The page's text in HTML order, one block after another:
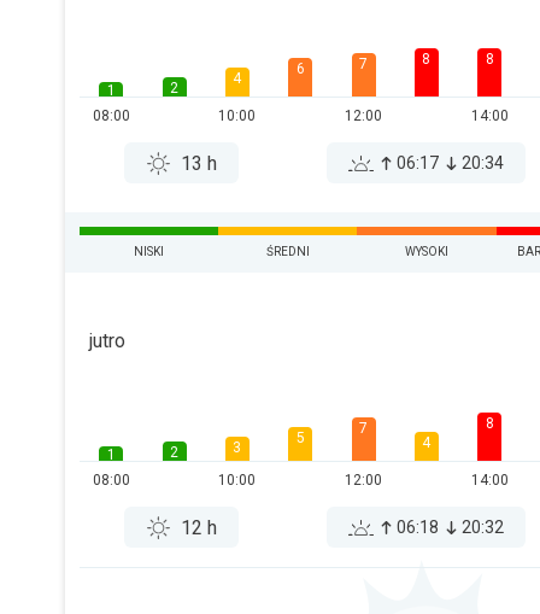
1
08:00
2
4
10:00
6 7
12:00
8 8
14:00
13 h 06:17 20:34
NISKI ŚREDNI WYSOKI
jutro
1
08:00
2
3
10:00
5
7
12:00
4
8
14:00
12 h 06:18 20:32